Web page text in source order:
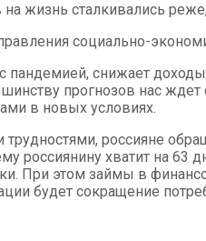
жизнь сталкивались
социально-
с пандемией, снижает
прогнозов нас
в новых условиях.
россияне
россиянину хватит на 63
При этом займы в
будет сокращение